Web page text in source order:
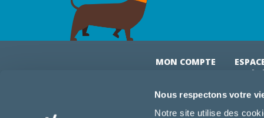
Nous respectons votre
Notre site utilise des
MON COMPTE
Mon compte
Mes commandes